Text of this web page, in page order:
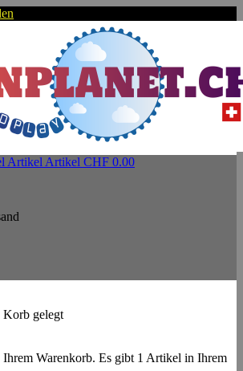
Artikel Artikel CHF 0.00
Korb gelegt
Warenkorb. Es gibt 1 Artikel in Ihrem